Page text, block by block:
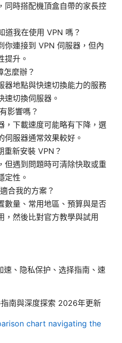
同時搭配機頂盒自帶的家長控
道我在使用 VPN 嗎？
你連接到 VPN 伺服器，但內
提升。
怎麼辦？
器地點與快速切換能力的服務
速切換伺服器。
影響嗎？
，下載速度可能略有下降，選
伺服器通常效果較好。
重新安裝 VPN？
但遇到問題時可清除快取或重
定性。
合我的方案？
數量、常用地區、預算與是否
，然後比對官方教學與試用
速、隐私保护、选择指南、速
南與深度探索 2026年更新
chart navigating the